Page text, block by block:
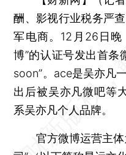
酬、影视行业税务严
军电商。12月26日晚
博”的认证号发出首条
soon”。ace是吴亦凡
出后被吴亦凡微吧等
系吴亦凡个人品牌。
官方微博运营主体